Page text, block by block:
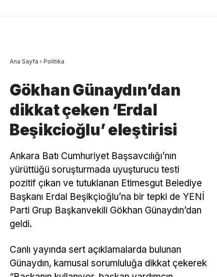
Ana Sayfa › Politika
Gökhan Günaydın’dan
dikkat çeken ‘Erdal
Beşikcioğlu’ eleştirisi
Ankara Batı Cumhuriyet Başsavcılığı’nın
yürüttüğü soruşturmada uyuşturucu testi
pozitif çıkan ve tutuklanan Etimesgut Belediye
Başkanı Erdal Beşikçioğlu’na bir tepki de YENİ
Parti Grup Başkanvekili Gökhan Günaydın’dan
geldi.
Canlı yayında sert açıklamalarda bulunan
Günaydın, kamusal sorumluluğa dikkat çekerek